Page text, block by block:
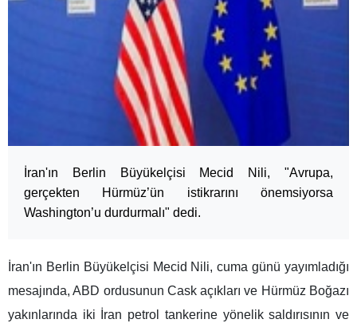
İran'ın Berlin Büyükelçisi Mecid Nili, "Avrupa,
gerçekten Hürmüz’ün istikrarını önemsiyorsa
Washington’u durdurmalı" dedi.
İran'ın Berlin Büyükelçisi Mecid Nili, cuma günü yayımladığı
mesajında, ABD ordusunun Cask açıkları ve Hürmüz Boğazı
yakınlarında iki İran petrol tankerine yönelik saldırısının ve